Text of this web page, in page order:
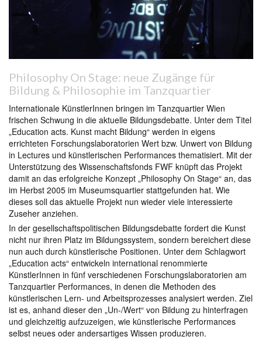
Philosophy On Stage: neue Zugänge für
Bildung & Philosophie im Tanzquartier
Internationale KünstlerInnen bringen im Tanzquartier Wien
frischen Schwung in die aktuelle Bildungsdebatte. Unter dem Titel
„Education acts. Kunst macht Bildung“ werden in eigens
errichteten Forschungslaboratorien Wert bzw. Unwert von Bildung
in Lectures und künstlerischen Performances thematisiert. Mit der
Unterstützung des Wissenschaftsfonds FWF knüpft das Projekt
damit an das erfolgreiche Konzept „Philosophy On Stage“ an, das
im Herbst 2005 im Museumsquartier stattgefunden hat. Wie
dieses soll das aktuelle Projekt nun wieder viele interessierte
Zuseher anziehen.
In der gesellschaftspolitischen Bildungsdebatte fordert die Kunst
nicht nur ihren Platz im Bildungssystem, sondern bereichert diese
nun auch durch künstlerische Positionen. Unter dem Schlagwort
„Education acts“ entwickeln international renommierte
KünstlerInnen in fünf verschiedenen Forschungslaboratorien am
Tanzquartier Performances, in denen die Methoden des
künstlerischen Lern- und Arbeitsprozesses analysiert werden. Ziel
ist es, anhand dieser den „Un-/Wert“ von Bildung zu hinterfragen
und gleichzeitig aufzuzeigen, wie künstlerische Performances
selbst neues oder andersartiges Wissen produzieren.